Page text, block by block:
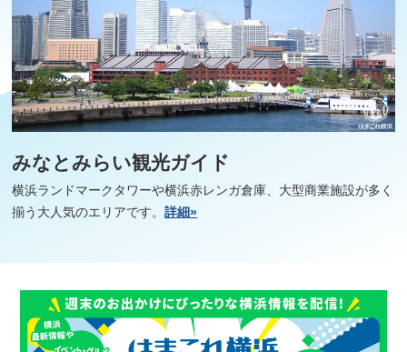
みなとみらい観光ガイド
横浜ランドマークタワーや横浜赤レンガ倉庫、大型商業施設が多く
揃う大人気のエリアです。詳細»